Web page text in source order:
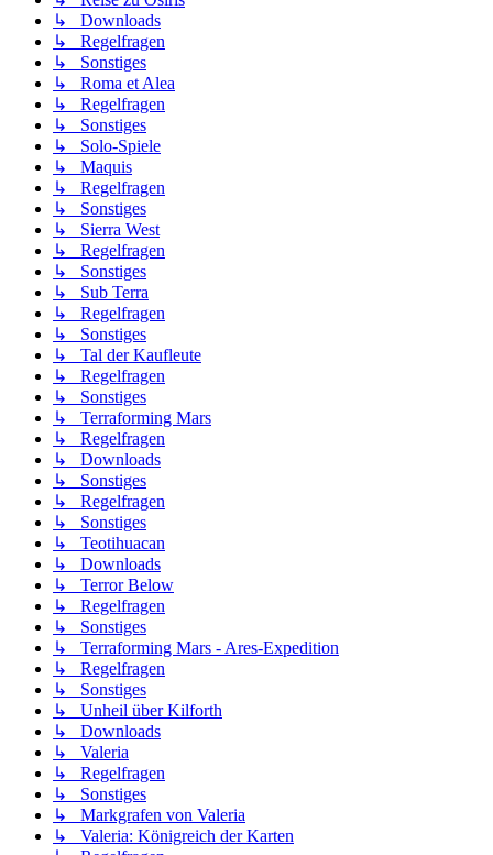
↳ Downloads
↳ Regelfragen
↳ Sonstiges
↳ Roma et Alea
↳ Regelfragen
↳ Sonstiges
↳ Solo-Spiele
↳ Maquis
↳ Regelfragen
↳ Sonstiges
↳ Sierra West
↳ Regelfragen
↳ Sonstiges
↳ Sub Terra
↳ Regelfragen
↳ Sonstiges
↳ Tal der Kaufleute
↳ Regelfragen
↳ Sonstiges
↳ Terraforming Mars
↳ Regelfragen
↳ Downloads
↳ Sonstiges
↳ Regelfragen
↳ Sonstiges
↳ Teotihuacan
↳ Downloads
↳ Terror Below
↳ Regelfragen
↳ Sonstiges
↳ Terraforming Mars - Ares-Expedition
↳ Regelfragen
↳ Sonstiges
↳ Unheil über Kilforth
↳ Downloads
↳ Valeria
↳ Regelfragen
↳ Sonstiges
↳ Markgrafen von Valeria
↳ Valeria: Königreich der Karten